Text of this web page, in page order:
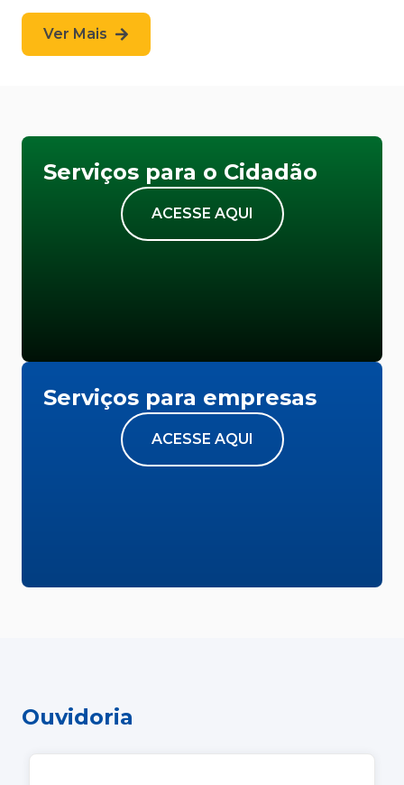
Ver Mais
Serviços para o Cidadão
ACESSE AQUI
Serviços para empresas
ACESSE AQUI
Ouvidoria